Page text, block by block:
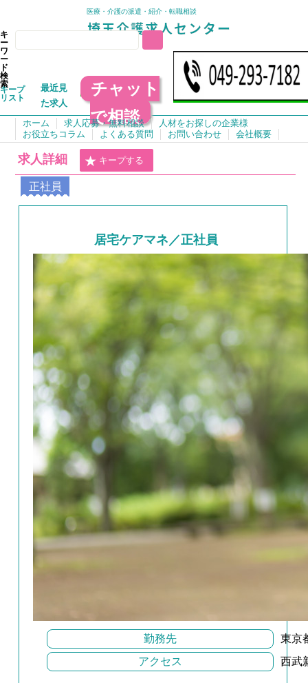
医療・介護の派遣・紹介・転職相談
キ
ー
ワ
ー
ド
検
索
キープ
リスト
最近見
た求人
チャット
で相談
ホーム 求人応募・無料相談
人材をお探しの企業様
お役立ちコラム
よくある質問 お問い合わせ 会社概要
求人詳細 キープする
正社員
居宅ケアマネ／正社員
勤務先
東京
アクセス
西武